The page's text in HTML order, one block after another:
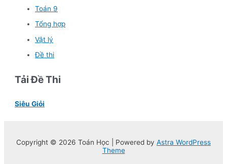
Toán 9
Tổng hợp
Vật lý
Đề thi
Tải Đề Thi
Siêu Giỏi
Copyright © 2026 Toán Học | Powered by Astra WordPress
Theme